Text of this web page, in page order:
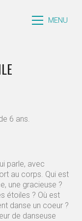
MENU
6 ans.
parle, avec
au corps. Qui est
une gracieuse ?
étoiles ? Où est
danse un coeur ?
de danseuse